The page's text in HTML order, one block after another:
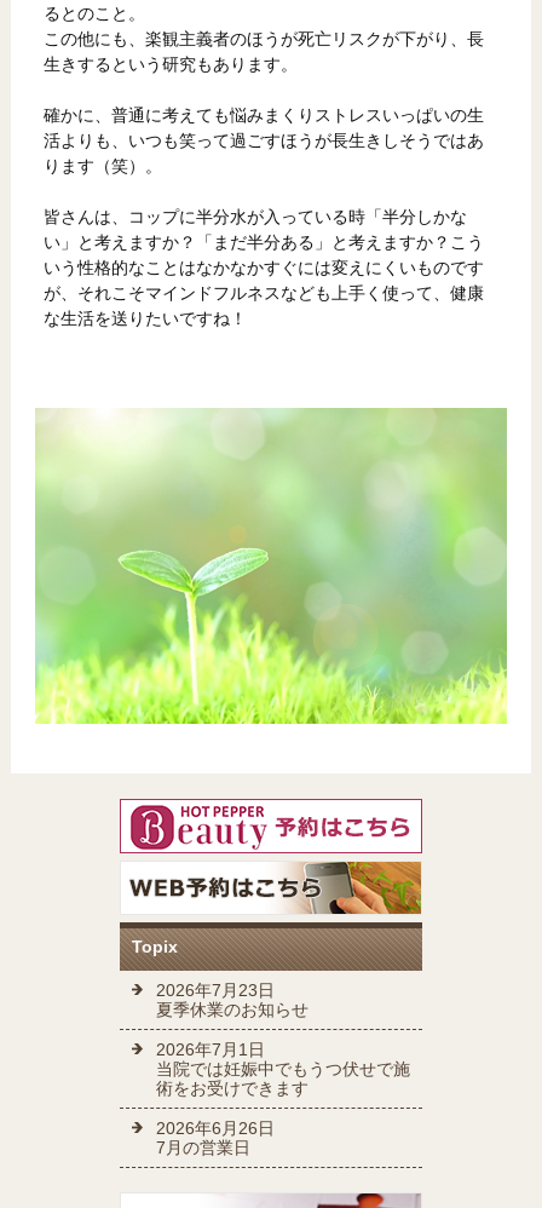
るとのこと。
この他にも、楽観主義者のほうが死亡リスクが下がり、長
生きするという研究もあります。
確かに、普通に考えても悩みまくりストレスいっぱいの生
活よりも、いつも笑って過ごすほうが長生きしそうではあ
ります（笑）。
皆さんは、コップに半分水が入っている時「半分しかな
い」と考えますか？「まだ半分ある」と考えますか？こう
いう性格的なことはなかなかすぐには変えにくいものです
が、それこそマインドフルネスなども上手く使って、健康
な生活を送りたいですね！
Topix
2026年7月23日
夏季休業のお知らせ
2026年7月1日
当院では妊娠中でもうつ伏せで施
術をお受けできます
2026年6月26日
7月の営業日